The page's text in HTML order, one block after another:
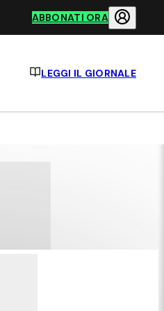
ABBONATI ORA
LEGGI IL GIORNALE